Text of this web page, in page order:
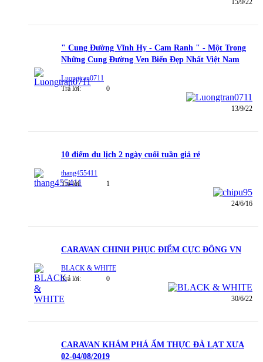
15/9/22
" Cung Đường Vĩnh Hy - Cam Ranh " - Một Trong
Những Cung Đường Ven Biển Đẹp Nhất Việt Nam
Luongtran0711
Trả lời:
0
13/9/22
10 điểm du lịch 2 ngày cuối tuần giả rẻ
thang455411
Trả lời:
1
24/6/16
CARAVAN CHINH PHỤC ĐIỂM CỰC ĐÔNG VN
BLACK & WHITE
Trả lời:
0
30/6/22
CARAVAN KHÁM PHÁ ẨM THỰC ĐÀ LẠT XƯA
02-04/08/2019